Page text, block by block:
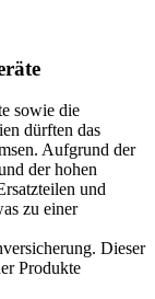
sowie die
dürften das
Aufgrund der
der hohen
und
zu einer
Dieser
Produkte